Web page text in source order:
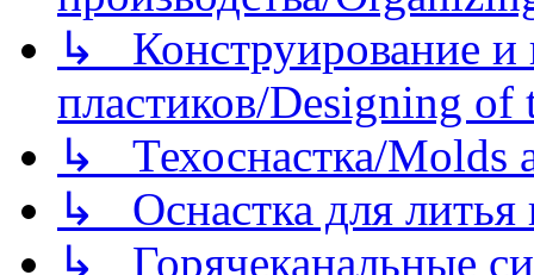
↳ Конструирование и
пластиков/Designing of
↳ Техоснастка/Molds
↳ Оснастка для литья
↳ Горячеканальные